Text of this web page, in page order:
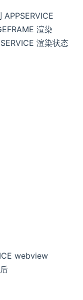
渲染
渲染状态
webview